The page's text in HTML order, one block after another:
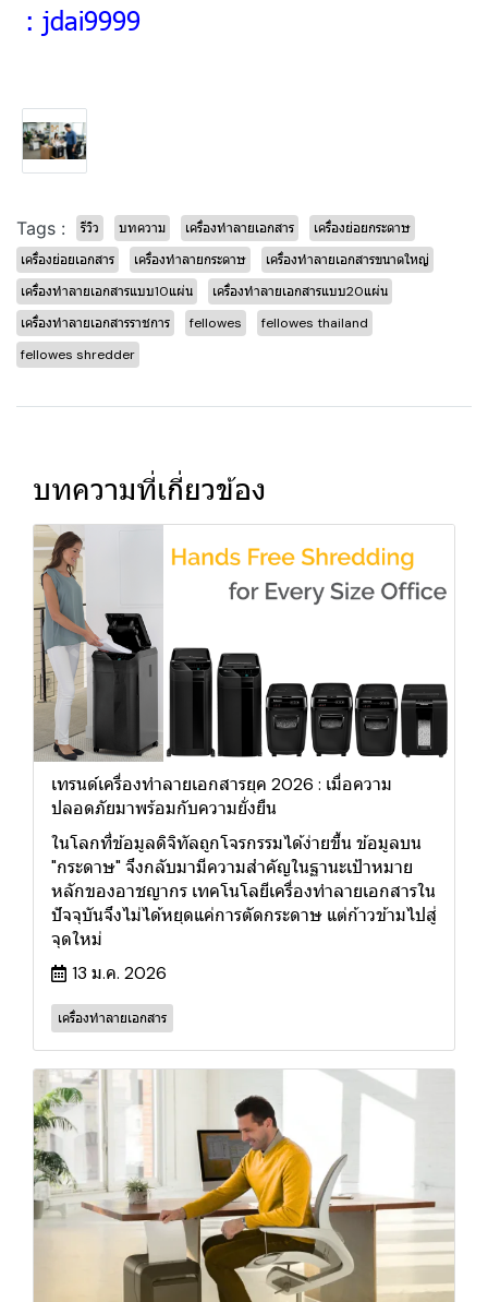
: jdai9999
Tags : รีวิว บทความ เครื่องทำลายเอกสาร
เครื่องย่อยกระดาษ
เครื่องย่อยเอกสาร
เครื่องทำลายกระดาษ
เครื่องทำลายเอกสารขนาดใหญ่
เครื่องทำลายเอกสารแบบ10แผ่น
เครื่องทำลายเอกสารแบบ20แผ่น
เครื่องทำลายเอกสารราชการ
fellowes
fellowes thailand
fellowes shredder
บทความที่เกี่ยวข้อง
เทรนด์เครื่องทำลายเอกสารยุค 2026 : เมื่อความ
ปลอดภัยมาพร้อมกับความยั่งยืน
ในโลกที่ข้อมูลดิจิทัลถูกโจรกรรมได้ง่ายขึ้น ข้อมูลบน
"กระดาษ" จึงกลับมามีความสำคัญในฐานะเป้าหมาย
หลักของอาชญากร เทคโนโลยีเครื่องทำลายเอกสารใน
ปัจจุบันจึงไม่ได้หยุดแค่การตัดกระดาษ แต่ก้าวข้ามไปสู่
จุดใหม่
13 ม.ค. 2026
เครื่องทำลายเอกสาร